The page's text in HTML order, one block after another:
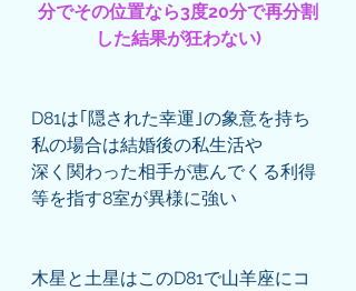
分でその位置なら3度20分で再分割
した結果が狂わない)
D81は｢隠された幸運｣の象意を持ち
私の場合は結婚後の私生活や
深く関わった相手が恵んでくる利得
等を指す8室が異様に強い
木星と土星はこのD81で山羊座にコ